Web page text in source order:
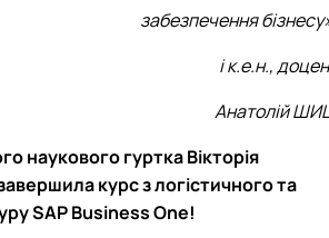
забезпечення
ік.е.н.,
Анатолій
наукового гуртка Вікторія
курс з логістичного та
SAP Business One!